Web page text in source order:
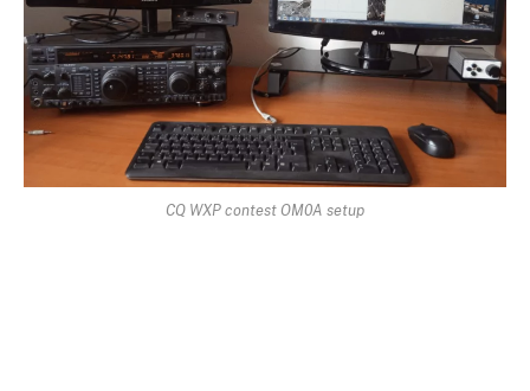
CQ WXP contest OM0A setup